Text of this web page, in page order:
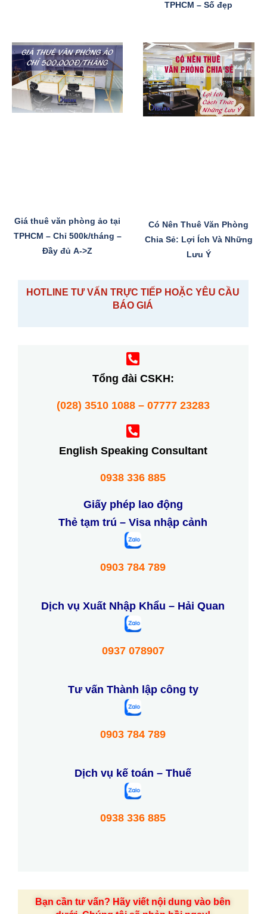
TPHCM – Số đẹp
Giá thuê văn phòng ảo tại
TPHCM – Chỉ 500k/tháng –
Đầy đủ A->Z
Có Nên Thuê Văn Phòng
Chia Sẻ: Lợi Ích Và Những
Lưu Ý
HOTLINE TƯ VẤN TRỰC TIẾP HOẶC YÊU CẦU
BÁO GIÁ
Tổng đài CSKH:
(028) 3510 1088 – 07777 23283
English Speaking Consultant
0938 336 885
Giấy phép lao động
Thẻ tạm trú – Visa nhập cảnh
0903 784 789
Dịch vụ Xuất Nhập Khẩu – Hải Quan
0937 078907
Tư vấn Thành lập công ty
0903 784 789
Dịch vụ kế toán – Thuế
0938 336 885
Bạn cần tư vấn? Hãy viết nội dung vào bên